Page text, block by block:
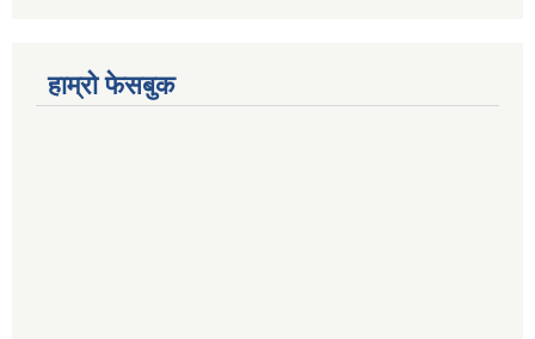
हाम्रो फेसबुक